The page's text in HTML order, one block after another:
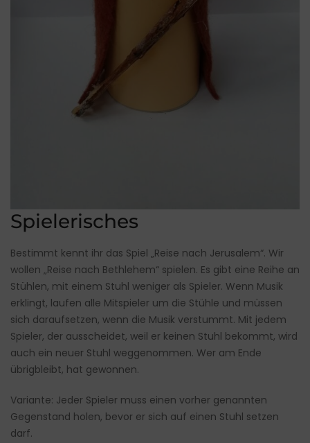
Spielerisches
Bestimmt kennt ihr das Spiel „Reise nach Jerusalem“. Wir
wollen „Reise nach Bethlehem“ spielen. Es gibt eine Reihe an
Stühlen, mit einem Stuhl weniger als Spieler. Wenn Musik
erklingt, laufen alle Mitspieler um die Stühle und müssen
sich daraufsetzen, wenn die Musik verstummt. Mit jedem
Spieler, der ausscheidet, weil er keinen Stuhl bekommt, wird
auch ein neuer Stuhl weggenommen. Wer am Ende
übrigbleibt, hat gewonnen.
Variante: Jeder Spieler muss einen vorher genannten
Gegenstand holen, bevor er sich auf einen Stuhl setzen
darf.